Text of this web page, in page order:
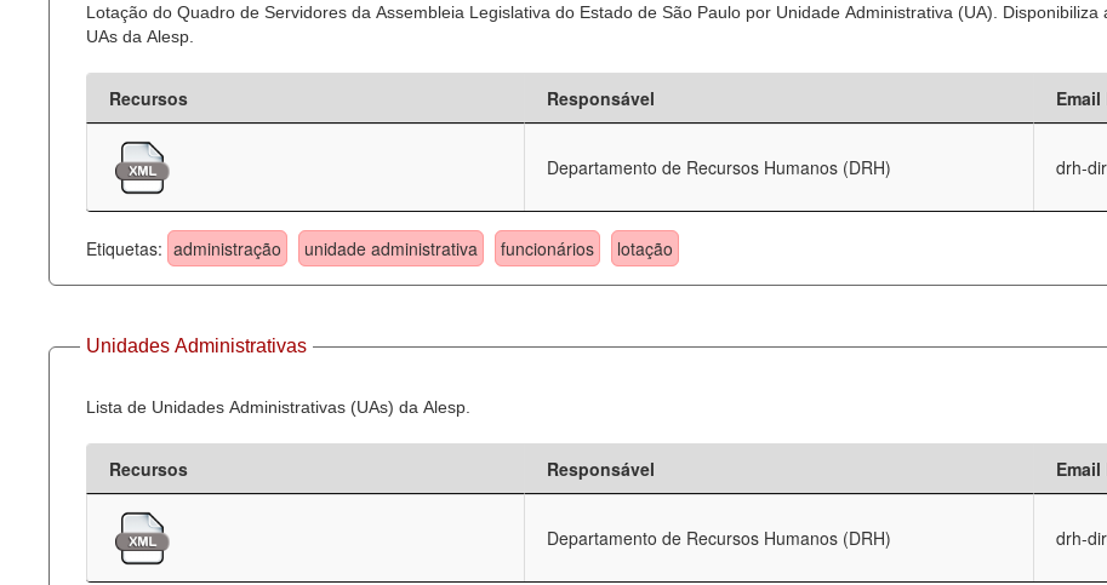
Lotação do Quadro de Servidores da Assembleia Legislativa do Estado de São Paulo por Unidade Administrativa (UA).
UAs da Alesp.
Recursos Responsável
Departamento de Recursos Humanos (DRH) drh-
Etiquetas: administração unidade administrativa funcionários lotação
Unidades Administrativas
Lista de Unidades Administrativas (UAs) da Alesp.
Recursos Responsável
Departamento de Recursos Humanos (DRH) drh-